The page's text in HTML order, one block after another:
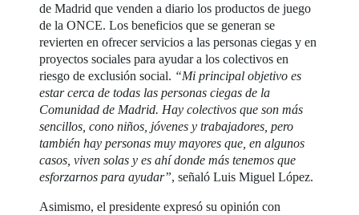
de Madrid que venden a diario los productos de juego
de la ONCE. Los beneficios que se generan se
revierten en ofrecer servicios a las personas ciegas y en
proyectos sociales para ayudar a los colectivos en
riesgo de exclusión social. “Mi principal objetivo es
estar cerca de todas las personas ciegas de la
Comunidad de Madrid. Hay colectivos que son más
sencillos, cono niños, jóvenes y trabajadores, pero
también hay personas muy mayores que, en algunos
casos, viven solas y es ahí donde más tenemos que
esforzarnos para ayudar”, señaló Luis Miguel López.
Asimismo, el presidente expresó su opinión con